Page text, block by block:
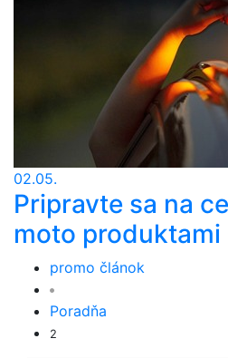
02.05.
Pripravte sa na
moto produktami
promo článok
Poradňa
2